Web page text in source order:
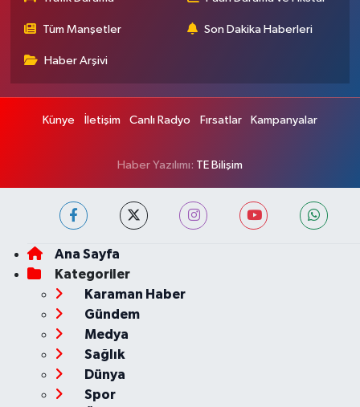
Tüm Manşetler Son Dakika Haberleri
Haber Arşivi
Künye İletişim Canlı Radyo Fırsatlar Kampanyalar
Haber Yazılımı: TE Bilişim
Ana Sayfa
Kategoriler
Karaman Haber
Gündem
Medya
Sağlık
Dünya
Spor